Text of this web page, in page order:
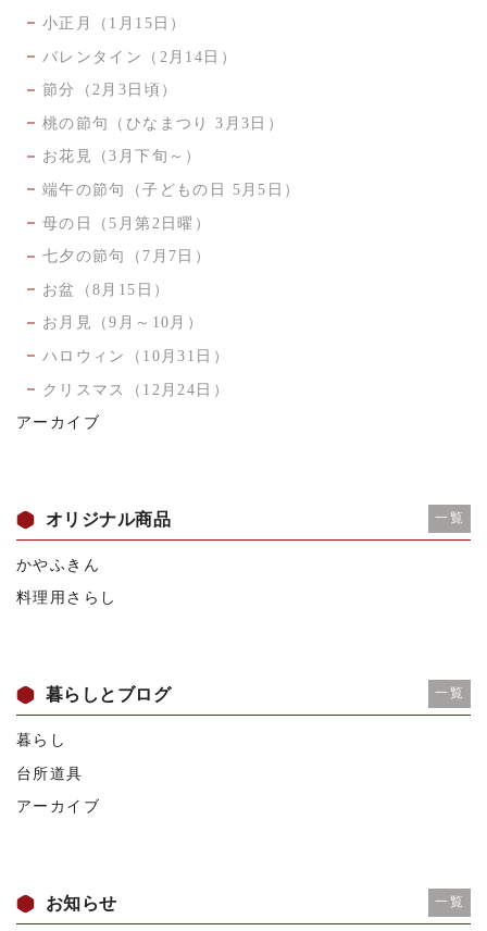
小正月（1月15日）
バレンタイン（2月14日）
節分（2月3日頃）
桃の節句（ひなまつり 3月3日）
お花見（3月下旬～）
端午の節句（子どもの日 5月5日）
母の日（5月第2日曜）
七夕の節句（7月7日）
お盆（8月15日）
お月見（9月～10月）
ハロウィン（10月31日）
クリスマス（12月24日）
アーカイブ
オリジナル商品 一覧
かやふきん
料理用さらし
暮らしとブログ 一覧
暮らし
台所道具
アーカイブ
お知らせ 一覧